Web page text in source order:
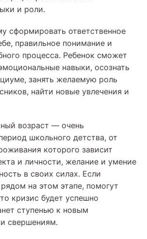
и роли.
сформировать ответственное
правильное понимание и
процесса. Ребенок сможет
навыки, осознать
занять желаемую роль
найти новые увлечения и
возраст — очень
школьного детства, от
которого зависит
и личности, желание и умение
в своих силах. Если
на этом этапе, помогут
кризис будет успешно
ступенью к новым
свершениям.